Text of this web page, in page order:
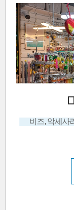
비즈, 악세사